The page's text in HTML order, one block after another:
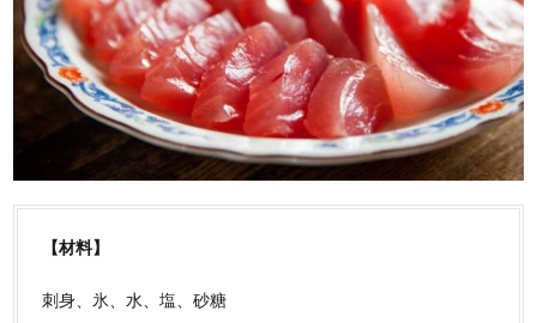
【材料】
刺身、氷、水、塩、砂糖